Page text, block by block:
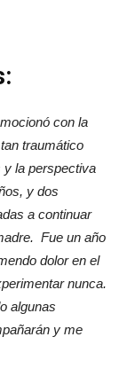
con la
traumático
y la perspectiva
y dos
a continuar
Fue un año
dolor en el
nunca.
algunas
y me